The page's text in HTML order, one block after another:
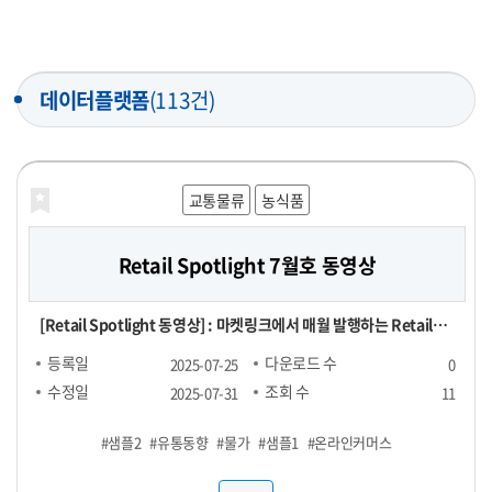
데이터플랫폼(113건)
교통물류 농식품
Retail Spotlight 7월호 동영상
[Retail Spotlight 동영상] : 마켓링크에서 매월 발행하는 Retail
Spotlight 7월호 자료를 동영상으로 제작한 파일
등록일 2025-07-25 다운로드 수 0
수정일 2025-07-31 조회 수 11
#샘플2 #유통동향 #물가 #샘플1 #온라인커머스